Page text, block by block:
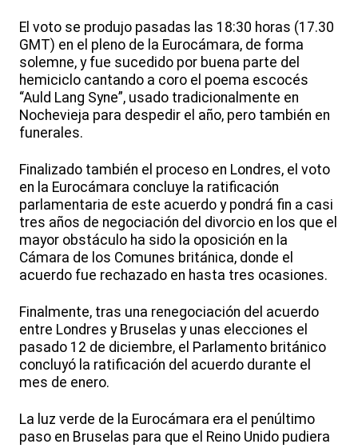
El voto se produjo pasadas las 18:30 horas (17.30
GMT) en el pleno de la Eurocámara, de forma
solemne, y fue sucedido por buena parte del
hemiciclo cantando a coro el poema escocés
“Auld Lang Syne”, usado tradicionalmente en
Nochevieja para despedir el año, pero también en
funerales.
Finalizado también el proceso en Londres, el voto
en la Eurocámara concluye la ratificación
parlamentaria de este acuerdo y pondrá fin a casi
tres años de negociación del divorcio en los que el
mayor obstáculo ha sido la oposición en la
Cámara de los Comunes británica, donde el
acuerdo fue rechazado en hasta tres ocasiones.
Finalmente, tras una renegociación del acuerdo
entre Londres y Bruselas y unas elecciones el
pasado 12 de diciembre, el Parlamento británico
concluyó la ratificación del acuerdo durante el
mes de enero.
La luz verde de la Eurocámara era el penúltimo
paso en Bruselas para que el Reino Unido pudiera